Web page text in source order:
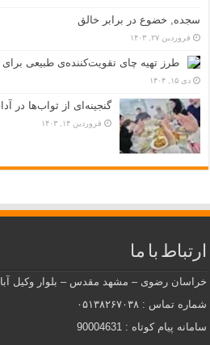
سجده, خضوع در برابر خالق
فروردین ۲۷, ۱۴۰۳
طرز تهیه چای تقویت‌کننده‌ی طبیعی
دی ۱۵, ۱۴۰۴
گنجینه‌ای از ثواب‌ها در
فروردین ۱۴, ۱۴۰۳
ارتباط با ما
خراسان رضوی – مشهد مقدس – بلوار وکیل
شماره تماس : ۰۵۱۳۸۲۶۷۰۳۸
سامانه پیام کوتاه : 90004631